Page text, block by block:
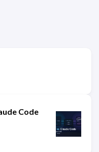
Code